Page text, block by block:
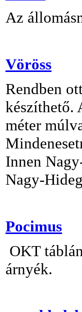
Az
Vöröss
Rendben
készíthető.
méter
Innen
Nagy-
Pocimus
OKT
árnyék.